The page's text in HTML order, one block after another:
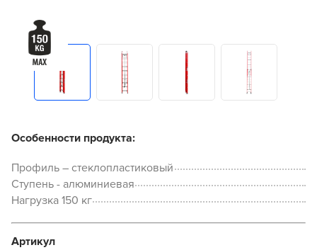
Особенности продукта:
Профиль – стеклопластиковый
Ступень - алюминиевая
Нагрузка 150 кг
Артикул